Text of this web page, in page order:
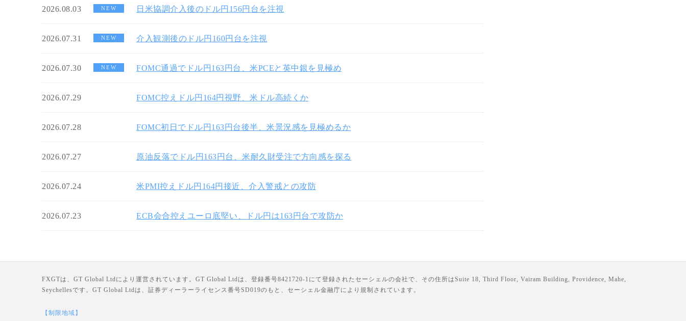
2026.08.03 NEW 日米協調介入後のドル円156円台を注視
2026.07.31 NEW 介入観測後のドル円160円台を注視
2026.07.30 NEW FOMC通過でドル円163円台、米PCEと英中銀を見極め
2026.07.29 FOMC控えドル円164円視野、米ドル高続くか
2026.07.28 FOMC初日でドル円163円台後半、米景況感を見極めるか
2026.07.27 原油反落でドル円163円台、米耐久財受注で方向感を探る
2026.07.24 米PMI控えドル円164円接近、介入警戒との攻防
2026.07.23 ECB会合控えユーロ底堅い、ドル円は163円台で攻防か
FXGTは、GT Global Ltdにより運営されています。GT Global Ltdは、登録番号8421720-1にて登録されたセーシェルの会社で、その住所はSuite 18, Third Floor, Vairam Building, Providence, Mahe,
Seychellesです。GT Global Ltdは、証券ディーラーライセンス番号SD019のもと、セーシェル金融庁により規制されています。
【制限地域】